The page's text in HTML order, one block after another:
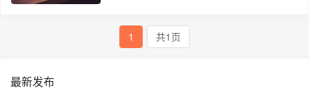
1 共1页
最新发布